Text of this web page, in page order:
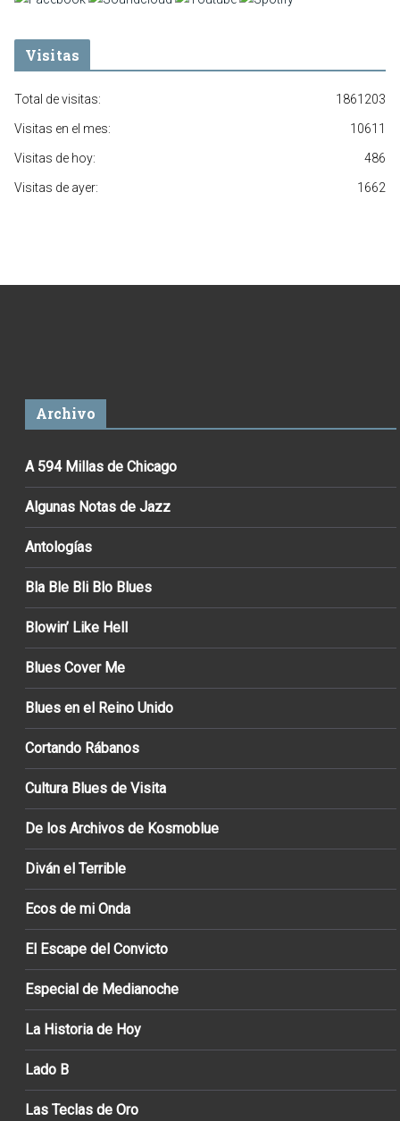
Visitas
1861203
Total de visitas:
10611
Visitas en el mes:
486
Visitas de hoy:
1662
Visitas de ayer:
Archivo
A 594 Millas de Chicago
Algunas Notas de Jazz
Antologías
Bla Ble Bli Blo Blues
Blowin’ Like Hell
Blues Cover Me
Blues en el Reino Unido
Cortando Rábanos
Cultura Blues de Visita
De los Archivos de Kosmoblue
Diván el Terrible
Ecos de mi Onda
El Escape del Convicto
Especial de Medianoche
La Historia de Hoy
Lado B
Las Teclas de Oro